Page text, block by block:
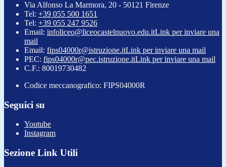
Via Alfonso La Marmora, 20 - 50121 Firenze
Tel: +39 055 500 1651
Tel: +39 055 247 9526
Email: infoliceo@liceocastelnuovo.edu.itLink per inviare una
mail
Email: fips04000r@istruzione.itLink per inviare una mail
PEC: fips04000r@pec.istruzione.itLink per inviare una mail
C.F.: 80019730482
Codice meccanografico: FIPS04000R
Seguici su
Youtube
Instagram
Sezione Link Utili